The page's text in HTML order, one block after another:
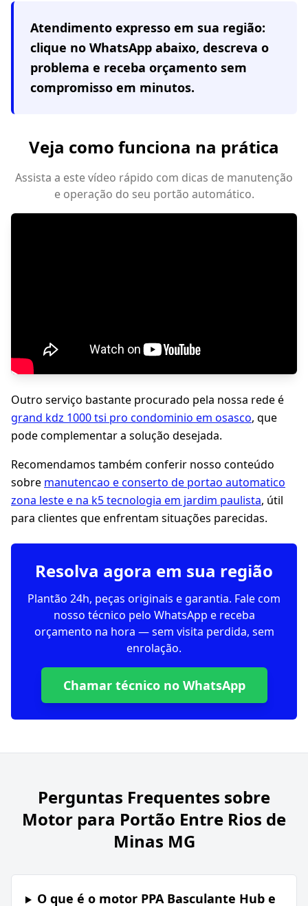
Atendimento expresso em sua região:
clique no WhatsApp abaixo, descreva o
problema e receba orçamento sem
compromisso em minutos.
Veja como funciona na prática
Assista a este vídeo rápido com dicas de manutenção
e operação do seu portão automático.
Outro serviço bastante procurado pela nossa rede é
grand kdz 1000 tsi pro condominio em osasco, que
pode complementar a solução desejada.
Recomendamos também conferir nosso conteúdo
sobre manutencao e conserto de portao automatico
zona leste e na k5 tecnologia em jardim paulista, útil
para clientes que enfrentam situações parecidas.
Resolva agora em sua região
Plantão 24h, peças originais e garantia. Fale com
nosso técnico pelo WhatsApp e receba
orçamento na hora — sem visita perdida, sem
enrolação.
Chamar técnico no WhatsApp
Perguntas Frequentes sobre
Motor para Portão Entre Rios de
Minas MG
O que é o motor PPA Basculante Hub e